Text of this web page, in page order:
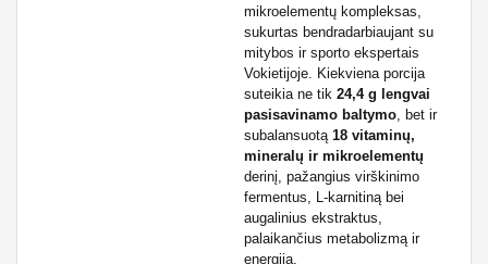
mikroelementų kompleksas,
sukurtas bendradarbiaujant su
mitybos ir sporto ekspertais
Vokietijoje. Kiekviena porcija
suteikia ne tik 24,4 g lengvai
pasisavinamo baltymo , bet ir
subalansuotą 18 vitaminų,
mineralų ir mikroelementų
derinį, pažangius virškinimo
fermentus, L-karnitiną bei
augalinius ekstraktus,
palaikančius metabolizmą ir
energiją.